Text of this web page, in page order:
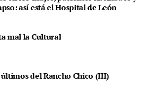
así está el Hospital de León
mal la Cultural
últimos del Rancho Chico (III)